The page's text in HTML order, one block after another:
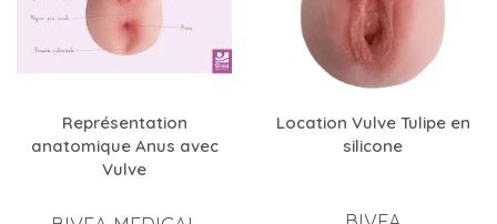
Représentation
anatomique Anus avec
Vulve
Location Vulve Tulipe en
silicone